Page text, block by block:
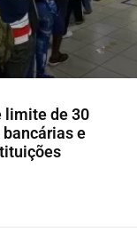
limite de 30
e